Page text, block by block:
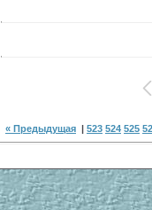
« Предыдущая | 523 524 525